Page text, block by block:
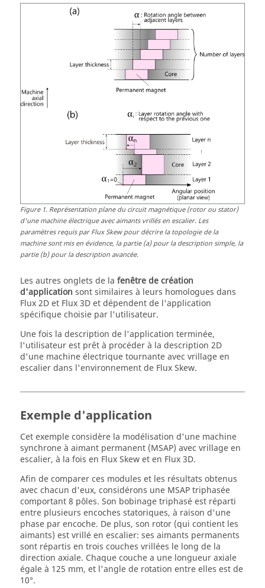
Figure1. Représentation plane du circuit magnétique (rotor ou stator)
d'une machine électrique avec aimants vrillés en escalier. Les
paramètres requis par Flux Skew pour décrire la topologie de la
machine sont mis en évidence, la partie (a) pour la description simple, la
partie (b) pour la description avancée.
Les autres onglets de la fenêtre de création
d'application sont similaires à leurs homologues dans
Flux 2D et Flux 3D et dépendent de l'application
spécifique choisie par l'utilisateur.
Une fois la description de l'application terminée,
l'utilisateur est prêt à procéder à la description 2D
d'une machine électrique tournante avec vrillage en
escalier dans l'environnement de Flux Skew.
Exemple d'application
Cet exemple considère la modélisation d'une machine
synchrone à aimant permanent (MSAP) avec vrillage en
escalier, à la fois en Flux Skew et en Flux 3D.
Afin de comparer ces modules et les résultats obtenus
avec chacun d'eux, considérons une MSAP triphasée
comportant 8 pôles. Son bobinage triphasé est réparti
entre plusieurs encoches statoriques, à raison d'une
phase par encoche. De plus, son rotor (qui contient les
aimants) est vrillé en escalier: ses aimants permanents
sont répartis en trois couches vrillées le long de la
direction axiale. Chaque couche a une longueur axiale
égale à 125 mm, et l'angle de rotation entre elles est de
10°.